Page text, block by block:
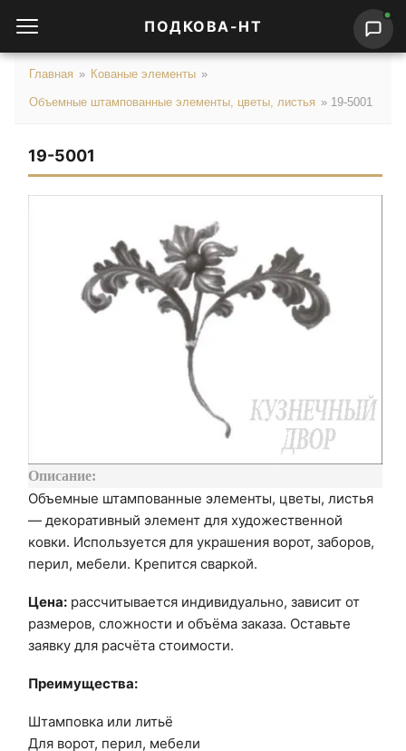
ПОДКОВА-НТ
Главная » Кованые элементы »
Объемные штампованные элементы, цветы, листья » 19-5001
19-5001
Описание:
Объемные штампованные элементы, цветы, листья
— декоративный элемент для художественной
ковки. Используется для украшения ворот, заборов,
перил, мебели. Крепится сваркой.
Цена: рассчитывается индивидуально, зависит от
размеров, сложности и объёма заказа. Оставьте
заявку для расчёта стоимости.
Преимущества:
Штамповка или литьё
Для ворот, перил, мебели